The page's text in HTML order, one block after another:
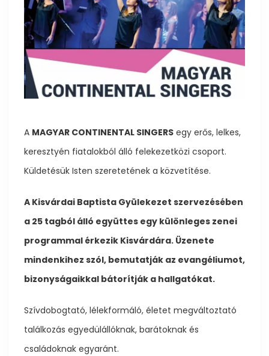
A MAGYAR CONTINENTAL SINGERS egy erős, lelkes,
keresztyén fiatalokból álló felekezetközi csoport.
Küldetésük Isten szeretetének a közvetítése.
A Kisvárdai Baptista Gyülekezet szervezésében
a 25 tagból álló együttes egy különleges zenei
programmal érkezik Kisvárdára. Üzenete
mindenkihez szól, bemutatják az evangéliumot,
bizonyságaikkal bátorítják a hallgatókat.
Szívdobogtató, lélekformáló, életet megváltoztató
találkozás egyedülállóknak, barátoknak és
családoknak egyaránt.